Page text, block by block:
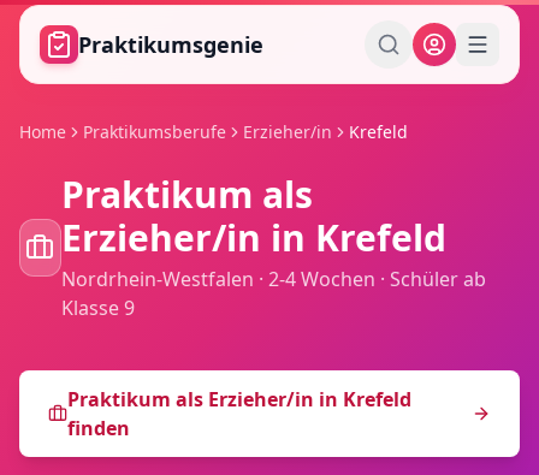
Zum Hauptinhalt springen
Praktikumsgenie
Home Praktikumsberufe Erzieher/in Krefeld
Praktikum als
Erzieher/in in Krefeld
Nordrhein-Westfalen · 2-4 Wochen · Schüler ab
Klasse 9
Praktikum als Erzieher/in in Krefeld
finden